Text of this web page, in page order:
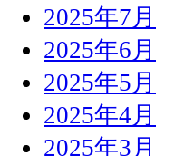
2025年7月
2025年6月
2025年5月
2025年4月
2025年3月